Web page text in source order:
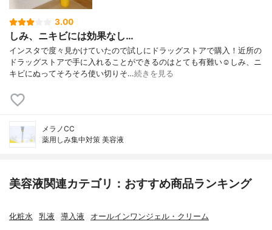
3.00
しみ、ニキビには効果なし…
インスタで度々見かけていたので試しにドラッグストアで購入！近所の
ドラッグストアで手に入れることができるのはとても有難い☺️しみ、ニ
キビにぬってそろそろ使い切りそ…続きを見る
メラノCC
薬用しみ集中対策 美容液
美容液関連カテゴリ：おすすめ商品ランキング
化粧水 乳液 導入液 オールインワンジェル・クリーム